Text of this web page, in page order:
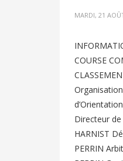
MARDI, 21
COURSE
Directeur
HARNIST
PERRIN